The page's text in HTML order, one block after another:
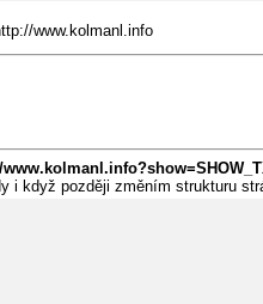
www.kolmanl.info
i když později změním strukturu